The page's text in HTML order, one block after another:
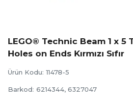
LEGO® Technic Beam 1 x 5
Holes on Ends Kırmızı Sıfır
Ürün Kodu: 11478-5
Barkod: 6214344, 6327047